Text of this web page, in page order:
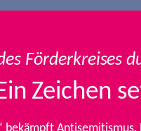
Förderkreises
Zeichen